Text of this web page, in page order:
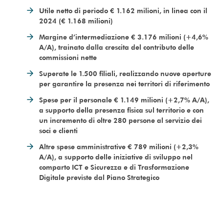
Utile netto di periodo € 1.162 milioni, in linea con il
2024 (€ 1.168 milioni)
Margine d’intermediazione € 3.176 milioni (+4,6%
A/A), trainato dalla crescita del contributo delle
commissioni nette
Superate le 1.500 filiali, realizzando nuove aperture
per garantire la presenza nei territori di riferimento
Spese per il personale € 1.149 milioni (+2,7% A/A),
a supporto della presenza fisica sul territorio e con
un incremento di oltre 280 persone al servizio dei
soci e clienti
Altre spese amministrative € 789 milioni (+2,3%
A/A), a supporto delle iniziative di sviluppo nel
comparto ICT e Sicurezza e di Trasformazione
Digitale previste dal Piano Strategico